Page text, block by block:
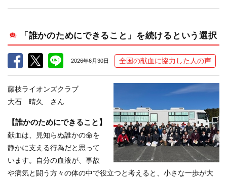
「誰かのためにできること」を続けるという選択
2026年6月30日 全国の献血に協力した人の声
藤枝ライオンズクラブ
大石 晴久 さん
【誰かのためにできること】
献血は、見知らぬ誰かの命を
静かに支える行為だと思って
います。自分の血液が、事故
や病気と闘う方々の体の中で役立つと考えると、小さな一歩が大